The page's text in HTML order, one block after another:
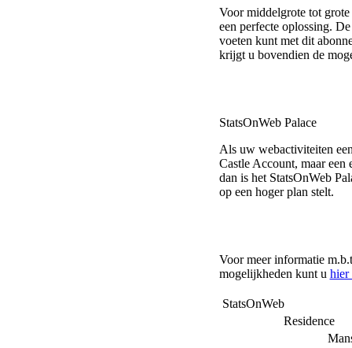
Voor middelgrote tot
een perfecte oplossing.
voeten kunt met dit
krijgt u bovendien de
StatsOnWeb Palace
Als uw webactiviteiten
Castle Account, maar een
dan is het StatsOnWeb
op een hoger plan stelt.
Voor meer informatie
mogelijkheden kunt u hier
StatsOnWeb
Residence